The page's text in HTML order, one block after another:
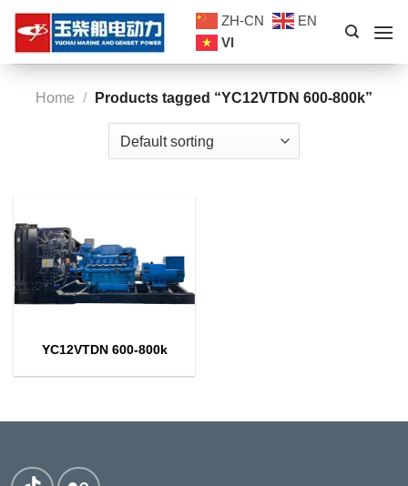
Skip
content
ZH-CN
EN
VI
Home / Products tagged “YC12VTDN 600-800k”
YC12VTDN 600-800k